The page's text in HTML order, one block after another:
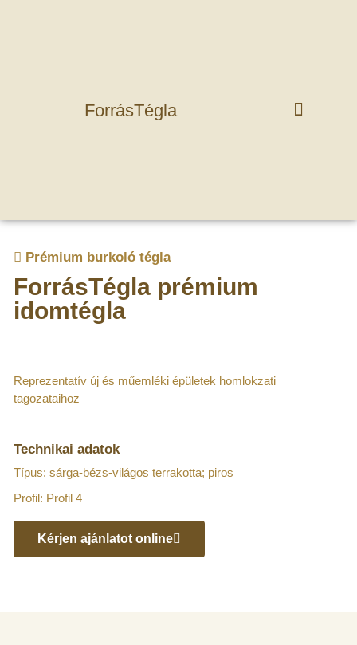
ForrásTégla
Prémium burkoló tégla
ForrásTégla prémium
idomtégla
Reprezentatív új és műemléki épületek homlokzati
tagozataihoz
Technikai adatok
Típus: sárga-bézs-világos terrakotta; piros
Profil: Profil 4
Kérjen ajánlatot online